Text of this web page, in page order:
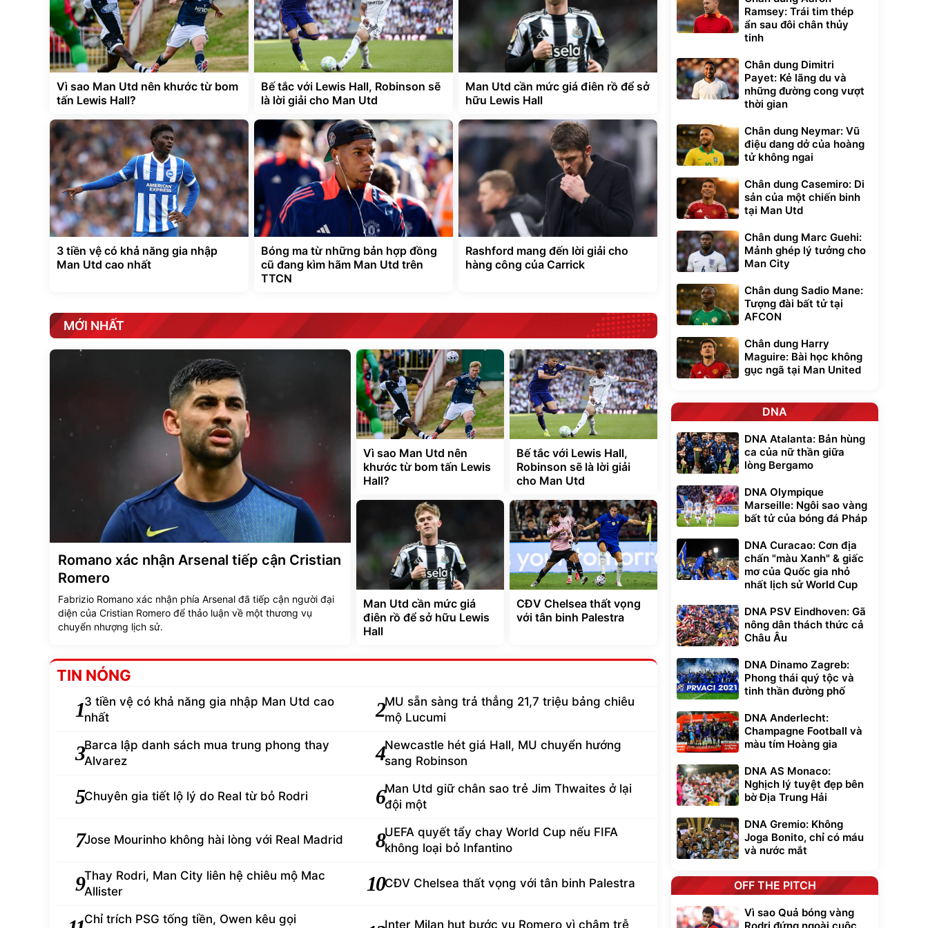
Vì sao Man Utd nên khước từ bom
tấn Lewis Hall?
Bế tắc với Lewis Hall, Robinson sẽ
là lời giải cho Man Utd
Man Utd cần mức giá điên rồ để sở
hữu Lewis Hall
3 tiền vệ có khả năng gia nhập
Man Utd cao nhất
Bóng ma từ những bản hợp đồng
cũ đang kìm hãm Man Utd trên
TTCN
Rashford mang đến lời giải cho
hàng công của Carrick
MỚI NHẤT
Romano xác nhận Arsenal tiếp cận Cristian
Romero
Fabrizio Romano xác nhận phía Arsenal đã tiếp cận người đại
diện của Cristian Romero để thảo luận về một thương vụ
chuyển nhượng lịch sử.
Vì sao Man Utd nên
khước từ bom tấn Lewis
Hall?
Bế tắc với Lewis Hall,
Robinson sẽ là lời giải
cho Man Utd
Man Utd cần mức giá
điên rồ để sở hữu Lewis
Hall
CĐV Chelsea thất vọng
với tân binh Palestra
TIN NÓNG
13 tiền vệ có khả năng gia nhập Man Utd cao
nhất
2MU sẵn sàng trả thẳng 21,7 triệu bảng chiêu
mộ Lucumi
3Barca lập danh sách mua trung phong thay
Alvarez
4Newcastle hét giá Hall, MU chuyển hướng
sang Robinson
5Chuyên gia tiết lộ lý do Real từ bỏ Rodri 6Man Utd giữ chân sao trẻ Jim Thwaites ở lại
đội một
7Jose Mourinho không hài lòng với Real Madrid 8UEFA quyết tẩy chay World Cup nếu FIFA
không loại bỏ Infantino
9Thay Rodri, Man City liên hệ chiêu mộ Mac
Allister
10CĐV Chelsea thất vọng với tân binh Palestra
Chỉ trích PSG tống tiền, Owen kêu gọi
Inter Milan hụt bước vụ Romero vì chậm trễ
Ramsey: Trái tim thép
ẩn sau đôi chân thủy
tinh
Chân dung Dimitri
Payet: Kẻ lãng du và
những đường cong vượt
thời gian
Chân dung Neymar: Vũ
điệu dang dở của hoàng
tử không ngai
Chân dung Casemiro: Di
sản của một chiến binh
tại Man Utd
Chân dung Marc Guehi:
Mảnh ghép lý tưởng cho
Man City
Chân dung Sadio Mane:
Tượng đài bất tử tại
AFCON
Chân dung Harry
Maguire: Bài học không
gục ngã tại Man United
DNA
DNA Atalanta: Bản hùng
ca của nữ thần giữa
lòng Bergamo
DNA Olympique
Marseille: Ngôi sao vàng
bất tử của bóng đá Pháp
DNA Curacao: Cơn địa
chấn "màu Xanh" & giấc
mơ của Quốc gia nhỏ
nhất lịch sử World Cup
DNA PSV Eindhoven: Gã
nông dân thách thức cả
Châu Âu
DNA Dinamo Zagreb:
Phong thái quý tộc và
tinh thần đường phố
DNA Anderlecht:
Champagne Football và
màu tím Hoàng gia
DNA AS Monaco:
Nghịch lý tuyệt đẹp bên
bờ Địa Trung Hải
DNA Gremio: Không
Joga Bonito, chỉ có máu
và nước mắt
OFF THE PITCH
Vì sao Quả bóng vàng